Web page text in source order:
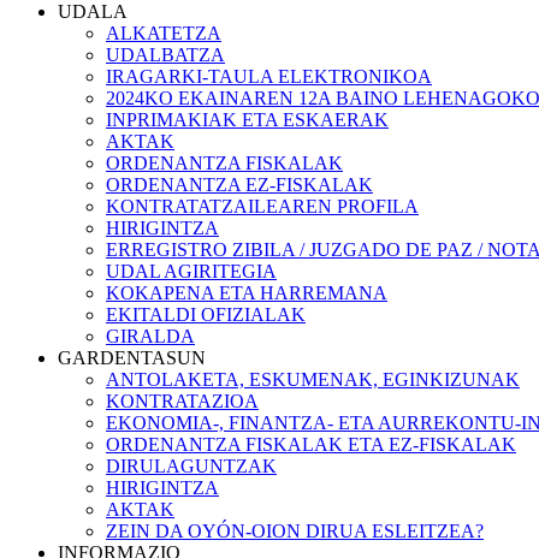
UDALA
ALKATETZA
UDALBATZA
IRAGARKI-TAULA ELEKTRONIKOA
2024KO EKAINAREN 12A BAINO
INPRIMAKIAK ETA ESKAERAK
AKTAK
ORDENANTZA FISKALAK
ORDENANTZA EZ-FISKALAK
KONTRATATZAILEAREN PROFILA
HIRIGINTZA
ERREGISTRO ZIBILA / JUZGADO DE PAZ /
UDAL AGIRITEGIA
KOKAPENA ETA HARREMANA
EKITALDI OFIZIALAK
GIRALDA
GARDENTASUN
ANTOLAKETA, ESKUMENAK, EGINKIZUNAK
KONTRATAZIOA
EKONOMIA-, FINANTZA- ETA AURREKONTU-
ORDENANTZA FISKALAK ETA EZ-FISKALAK
DIRULAGUNTZAK
HIRIGINTZA
AKTAK
ZEIN DA OYÓN-OION DIRUA ESLEITZEA?
INFORMAZIO